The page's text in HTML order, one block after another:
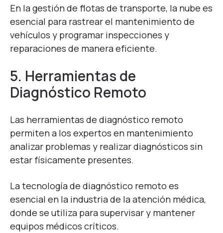
En la gestión de flotas de transporte, la nube es
esencial para rastrear el mantenimiento de
vehículos y programar inspecciones y
reparaciones de manera eficiente.
5. Herramientas de
Diagnóstico Remoto
Las herramientas de diagnóstico remoto
permiten a los expertos en mantenimiento
analizar problemas y realizar diagnósticos sin
estar físicamente presentes.
La tecnología de diagnóstico remoto es
esencial en la industria de la atención médica,
donde se utiliza para supervisar y mantener
equipos médicos críticos.